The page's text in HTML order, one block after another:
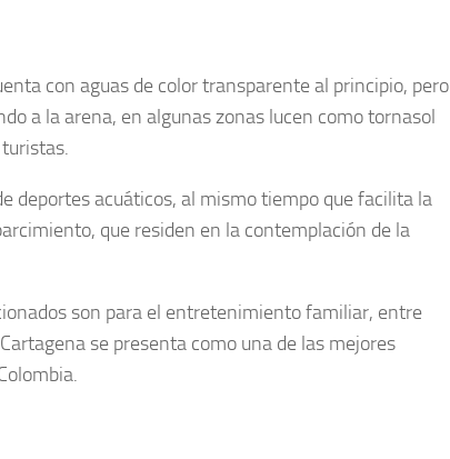
con aguas de color transparente al principio, pero
a la arena, en algunas zonas lucen como tornasol
deportes acuáticos, al mismo tiempo que facilita la
que residen en la contemplación de la
son para el entretenimiento familiar, entre
se presenta como una de las mejores